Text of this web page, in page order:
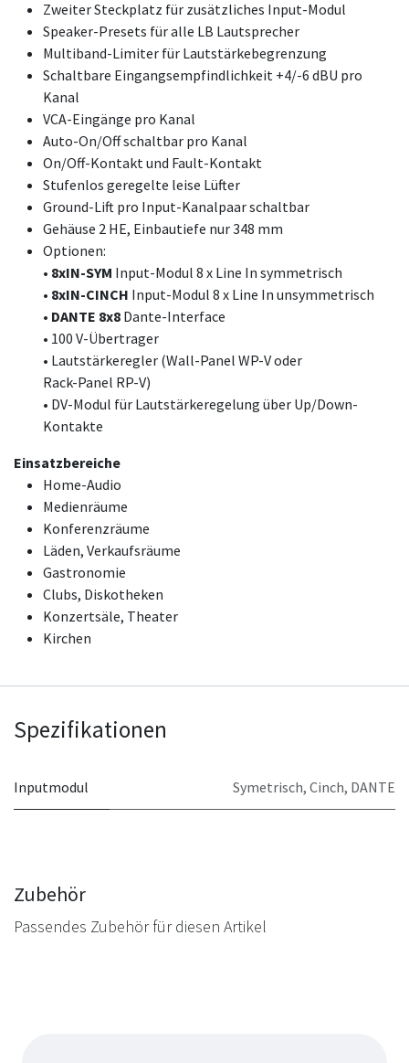
Zweiter Steckplatz für zusätzliches Input-Modul
Speaker-Presets für alle LB Lautsprecher
Multiband-Limiter für Lautstärkebegrenzung
Schaltbare Eingangsempfindlichkeit +4/-6 dBU pro
Kanal
VCA-Eingänge pro Kanal
Auto-On/Off schaltbar pro Kanal
On/Off-Kontakt und Fault-Kontakt
Stufenlos geregelte leise Lüfter
Ground-Lift pro Input-Kanalpaar schaltbar
Gehäuse 2 HE, Einbautiefe nur 348 mm
Optionen:
• 8xIN-SYM Input-Modul 8 x Line In symmetrisch
• 8xIN-CINCH Input-Modul 8 x Line In unsymmetrisch
• DANTE 8x8 Dante-Interface
• 100 V-Übertrager
• Lautstärkeregler (Wall-Panel WP-V oder
Rack-Panel RP-V)
• DV-Modul für Lautstärkeregelung über Up/Down-
Kontakte
Einsatzbereiche
Home-Audio
Medienräume
Konferenzräume
Läden, Verkaufsräume
Gastronomie
Clubs, Diskotheken
Konzertsäle, Theater
Kirchen
Spezifikationen
Inputmodul Symetrisch, Cinch, DANTE
Zubehör
Passendes Zubehör für diesen Artikel